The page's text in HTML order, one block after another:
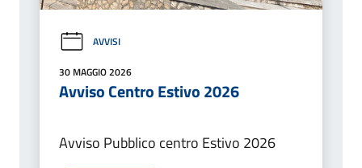
AVVISI
30 MAGGIO 2026
Avviso Centro Estivo 2026
Avviso Pubblico centro Estivo 2026